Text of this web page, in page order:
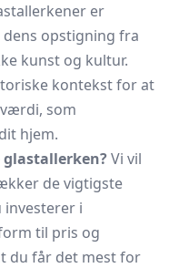
er
opstigning fra
kunst og kultur.
kontekst for at
som
hjem.
Vi vil
de vigtigste
investerer i
til pris og
du får det mest for